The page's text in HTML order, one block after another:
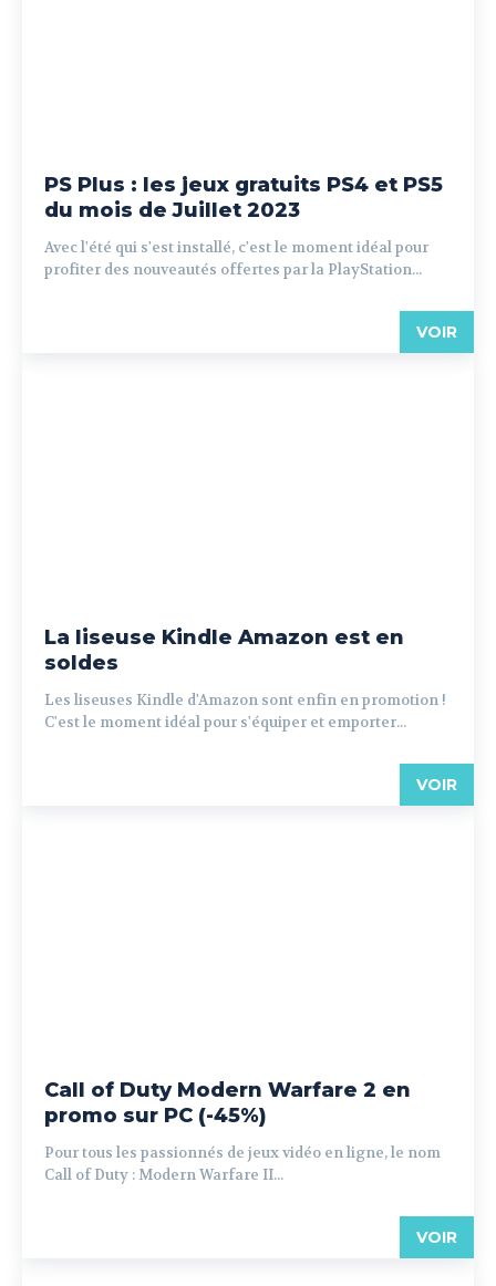
PS Plus : les jeux gratuits PS4 et PS5
du mois de Juillet 2023
Avec l'été qui s'est installé, c'est le moment idéal pour
profiter des nouveautés offertes par la PlayStation...
VOIR
La liseuse Kindle Amazon est en
soldes
Les liseuses Kindle d'Amazon sont enfin en promotion !
C'est le moment idéal pour s'équiper et emporter...
VOIR
Call of Duty Modern Warfare 2 en
promo sur PC (-45%)
Pour tous les passionnés de jeux vidéo en ligne, le nom
Call of Duty : Modern Warfare II...
VOIR